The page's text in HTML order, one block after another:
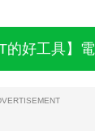
的好工具】